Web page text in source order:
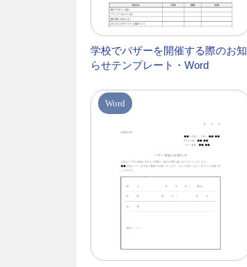
学校でバザーを開催する際のお知
らせテンプレート・Word
Word